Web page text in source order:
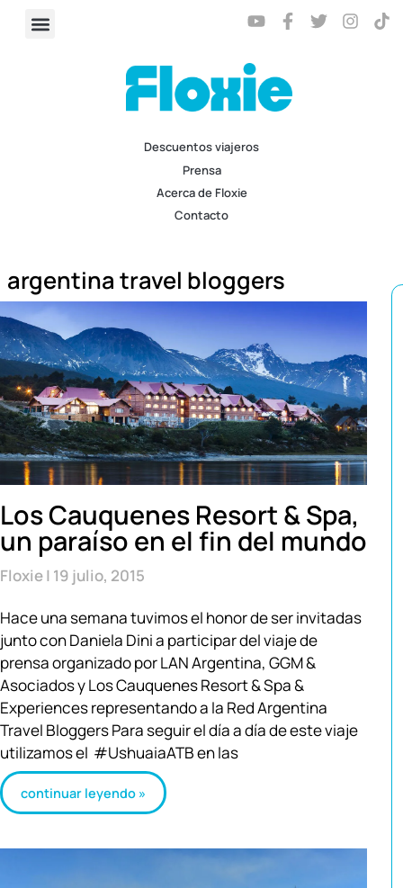
Descuentos viajeros
Prensa
Acerca de Floxie
Contacto
argentina travel bloggers
Los Cauquenes Resort & Spa,
un paraíso en el fin del mundo
Floxie 19 julio, 2015
Hace una semana tuvimos el honor de ser invitadas
junto con Daniela Dini a participar del viaje de
prensa organizado por LAN Argentina, GGM &
Asociados y Los Cauquenes Resort & Spa &
Experiences representando a la Red Argentina
Travel Bloggers Para seguir el día a día de este viaje
utilizamos el #UshuaiaATB en las
continuar leyendo »